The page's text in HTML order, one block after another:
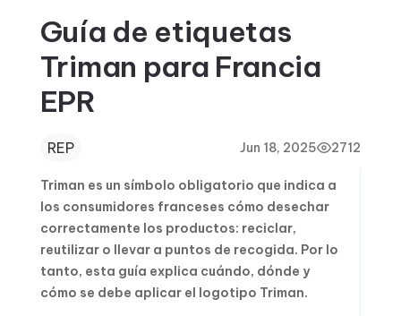
Guía de etiquetas
Triman para Francia
EPR
REP Jun 18, 2025 2712
Triman es un símbolo obligatorio que indica a
los consumidores franceses cómo desechar
correctamente los productos: reciclar,
reutilizar o llevar a puntos de recogida. Por lo
tanto, esta guía explica cuándo, dónde y
cómo se debe aplicar el logotipo Triman.